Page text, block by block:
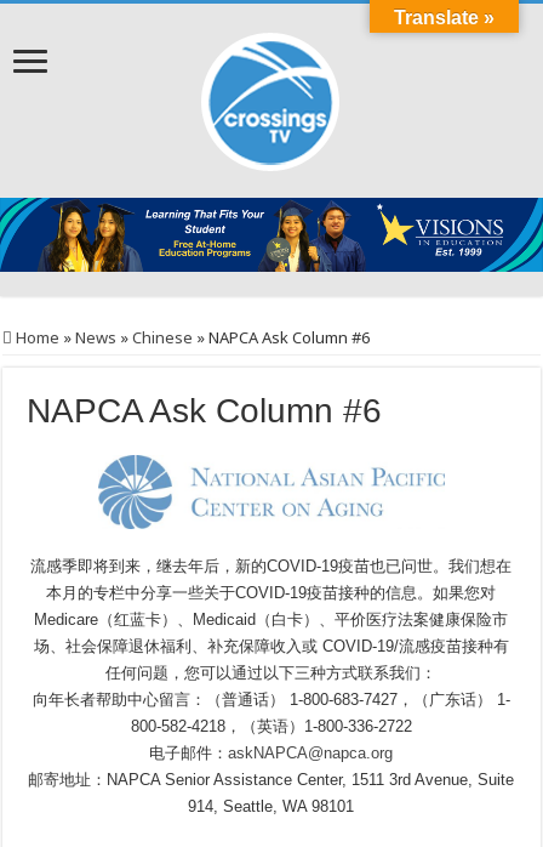
Home »News »Chinese »NAPCA Ask Column #6
NAPCA Ask Column #6
流感季即将到来，继去年后，新的COVID-19疫苗也已问世。我们想在
本月的专栏中分享一些关于COVID-19疫苗接种的信息。如果您对
Medicare（红蓝卡）、Medicaid（白卡）、平价医疗法案健康保险市
场、社会保障退休福利、补充保障收入或 COVID-19/流感疫苗接种有
任何问题，您可以通过以下三种方式联系我们：
向年长者帮助中心留言：（普通话） 1-800-683-7427，（广东话） 1-
800-582-4218，（英语）1-800-336-2722
电子邮件：askNAPCA@napca.org
邮寄地址：NAPCA Senior Assistance Center, 1511 3rd Avenue, Suite
914, Seattle, WA 98101
Translate »